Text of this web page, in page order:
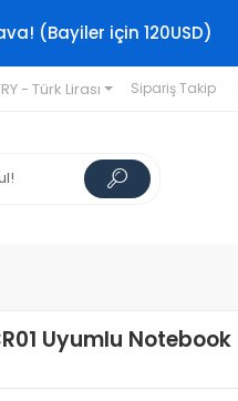
(Bayiler için 120USD)
- Türk Lirası Sipariş Takip
Uyumlu Notebook